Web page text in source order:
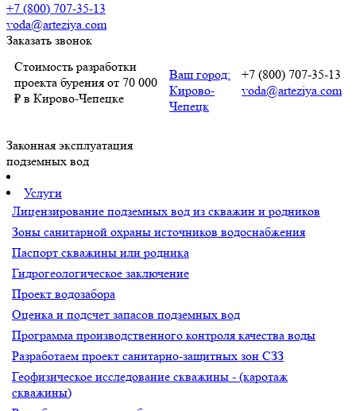
+7 (800) 707-35-13
voda@arteziya.com
Заказать звонок
Стоимость разработки
проекта бурения от 70 000
₽ в Кирово-Чепецке
Ваш город:
Кирово-
Чепецк
+7 (800) 707-35-13
voda@arteziya.com
Законная эксплуатация
подземных вод
Услуги
Лицензирование подземных вод из скважин и родников
Зоны санитарной охраны источников водоснабжения
Паспорт скважины или родника
Гидрогеологическое заключение
Проект водозабора
Оценка и подсчет запасов подземных вод
Программа производственного контроля качества воды
Разработаем проект санитарно-защитных зон СЗЗ
Геофизическое исследование скважины - (каротаж
скважины)